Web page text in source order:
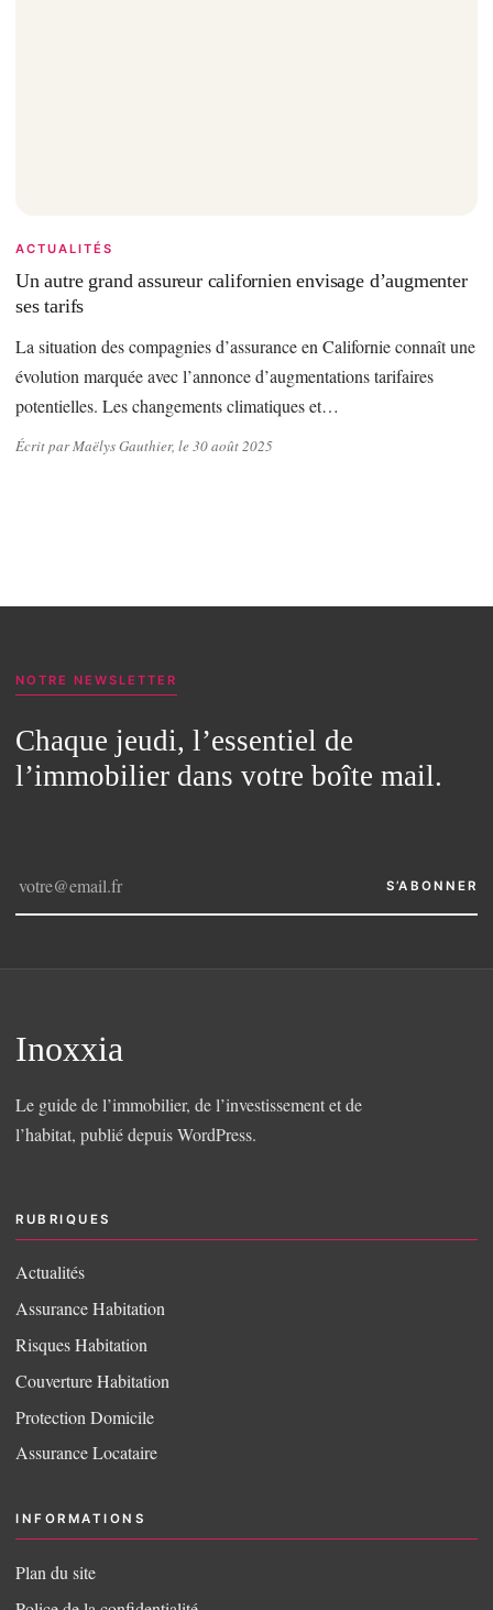
ACTUALITÉS
Un autre grand assureur californien envisage d’augmenter
ses tarifs
La situation des compagnies d’assurance en Californie connaît une
évolution marquée avec l’annonce d’augmentations tarifaires
potentielles. Les changements climatiques et…
Écrit par Maëlys Gauthier, le 30 août 2025
NOTRE NEWSLETTER
Chaque jeudi, l’essentiel de
l’immobilier dans votre boîte mail.
S’ABONNER
Inoxxia
Le guide de l’immobilier, de l’investissement et de
l’habitat, publié depuis WordPress.
RUBRIQUES
Actualités
Assurance Habitation
Risques Habitation
Couverture Habitation
Protection Domicile
Assurance Locataire
INFORMATIONS
Plan du site